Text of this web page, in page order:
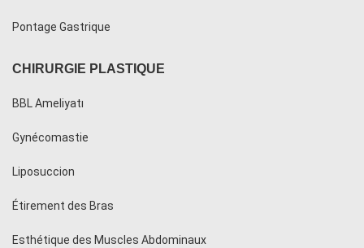
Pontage Gastrique
CHIRURGIE PLASTIQUE
BBL Ameliyatı
Gynécomastie
Liposuccion
Étirement des Bras
Esthétique des Muscles Abdominaux